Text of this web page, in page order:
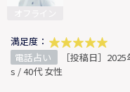
満足度：
電話占い
［投稿日］
s / 40代 女性